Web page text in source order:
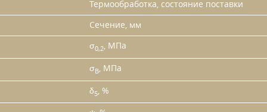
Термообработка, состояние поставки
Сечение, мм
σ0,2, МПа
σB, МПа
δ5, %